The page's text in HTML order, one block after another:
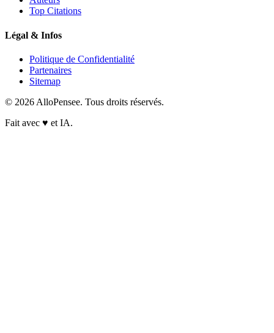
Top Citations
Légal & Infos
Politique de Confidentialité
Partenaires
Sitemap
© 2026 AlloPensee. Tous droits réservés.
Fait avec ♥ et IA.